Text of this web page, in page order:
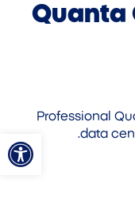
פתח
Quanta
Professional
data